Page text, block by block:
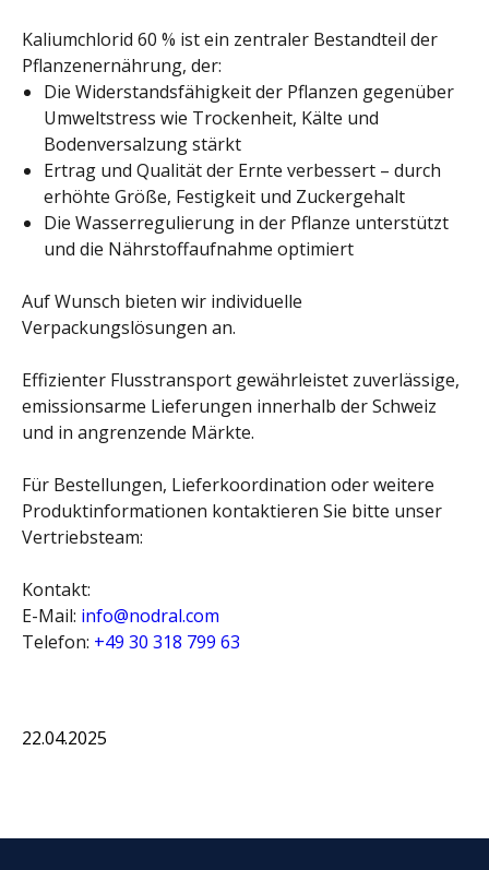
Kaliumchlorid 60 % ist ein zentraler Bestandteil der
Pflanzenernährung, der:
Die Widerstandsfähigkeit der Pflanzen gegenüber
Umweltstress wie Trockenheit, Kälte und
Bodenversalzung stärkt
Ertrag und Qualität der Ernte verbessert – durch
erhöhte Größe, Festigkeit und Zuckergehalt
Die Wasserregulierung in der Pflanze unterstützt
und die Nährstoffaufnahme optimiert
Auf Wunsch bieten wir individuelle
Verpackungslösungen an.
Effizienter Flusstransport gewährleistet zuverlässige,
emissionsarme Lieferungen innerhalb der Schweiz
und in angrenzende Märkte.
Für Bestellungen, Lieferkoordination oder weitere
Produktinformationen kontaktieren Sie bitte unser
Vertriebsteam:
Kontakt:
E-Mail: info@nodral.com
Telefon: ‪ +49 30 318 799 63‬
22.04.2025